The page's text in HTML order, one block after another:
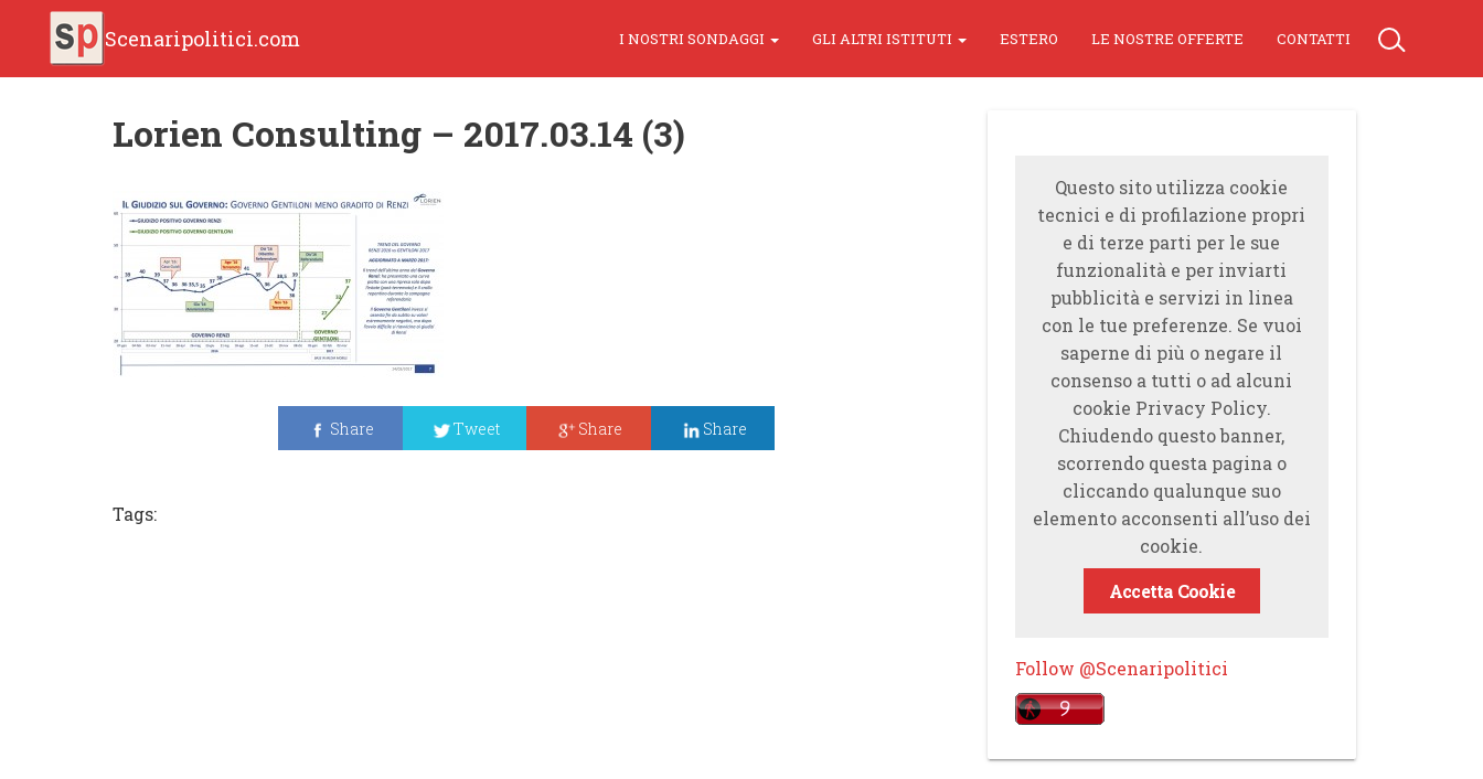
Scenaripolitici.com I NOSTRI SONDAGGI GLI ALTRI ISTITUTI ESTERO LE NOSTRE OFFERTE CONTATTI
Lorien Consulting – 2017.03.14 (3)
Share Tweet Share Share
Tags:
Questo sito utilizza cookie
tecnici e di profilazione propri
e di terze parti per le sue
funzionalità e per inviarti
pubblicità e servizi in linea
con le tue preferenze. Se vuoi
saperne di più o negare il
consenso a tutti o ad alcuni
cookie Privacy Policy.
Chiudendo questo banner,
scorrendo questa pagina o
cliccando qualunque suo
elemento acconsenti all’uso dei
cookie.
Accetta Cookie
Follow @Scenaripolitici